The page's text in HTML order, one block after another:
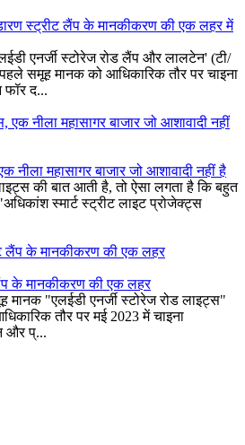
स्ट्रीट लैंप के मानकीकरण की एक लहर में
एनर्जी स्टोरेज रोड लैंप और लालटेन' (टी/
समूह मानक को आधिकारिक तौर पर चाइना
द...
नीला महासागर बाजार जो आशावादी नहीं है
की बात आती है, तो ऐसा लगता है कि बहुत
स्मार्ट स्ट्रीट लाइट प्रोजेक्ट्स
के मानकीकरण की एक लहर
मानक "एलईडी एनर्जी स्टोरेज रोड लाइट्स"
तौर पर मई 2023 में चाइना
और प्...